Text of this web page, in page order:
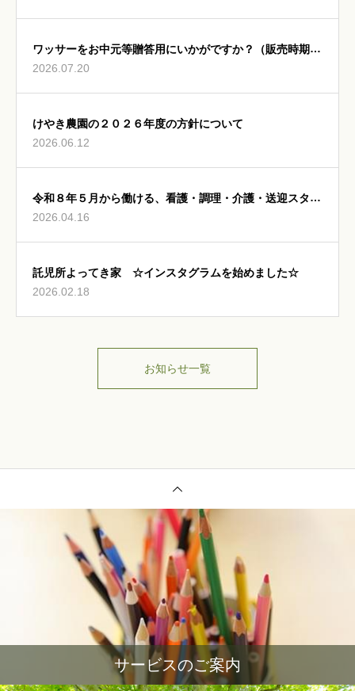
ワッサーをお中元等贈答用にいかがですか？（販売時期：
8月5日～8月15日頃）
2026.07.20
けやき農園の２０２６年度の方針について
2026.06.12
令和８年５月から働ける、看護・調理・介護・送迎スタッ
フ募集中
2026.04.16
託児所よってき家 ☆インスタグラムを始めました☆
2026.02.18
お知らせ一覧
サービスのご案内